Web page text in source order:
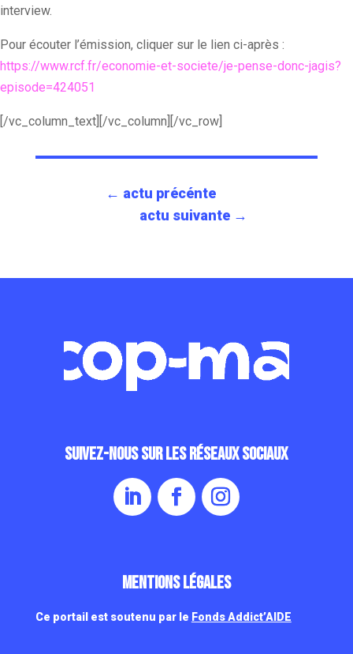
interview.
Pour écouter l’émission, cliquer sur le lien ci-après :
https://www.rcf.fr/economie-et-societe/je-pense-donc-jagis?
episode=424051
[/vc_column_text][/vc_column][/vc_row]
← actu précénte
actu suivante→
Suivez-nous sur les réseaux sociaux
Mentions légales
Ce portail est soutenu par le Fonds Addict’AIDE